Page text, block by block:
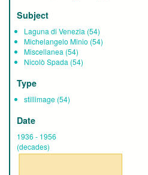
Subject
Laguna di Venezia (54)
Michelangelo Minio (54)
Miscellanea (54)
Nicolò Spada (54)
Type
stillimage (54)
Date
1936 - 1956
(decades)